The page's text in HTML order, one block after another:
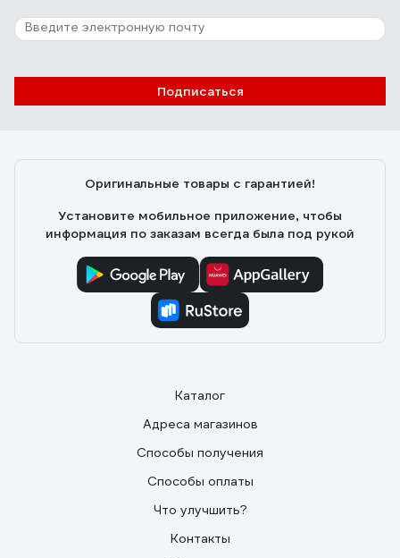
Подписаться
Оригинальные товары с гарантией!
Установите мобильное приложение, чтобы
информация по заказам всегда была под рукой
Каталог
Адреса магазинов
Способы получения
Способы оплаты
Что улучшить?
Контакты